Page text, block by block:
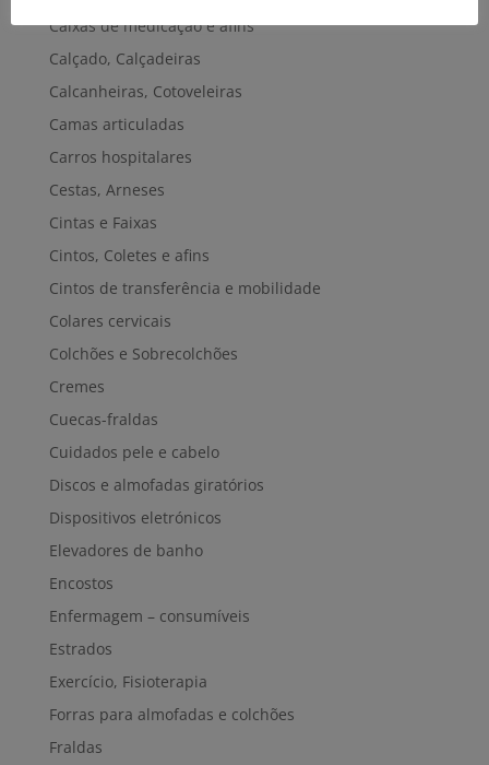
Caixas de medicação e afins
Calçado, Calçadeiras
Calcanheiras, Cotoveleiras
Camas articuladas
Carros hospitalares
Cestas, Arneses
Cintas e Faixas
Cintos, Coletes e afins
Cintos de transferência e mobilidade
Colares cervicais
Colchões e Sobrecolchões
Cremes
Cuecas-fraldas
Cuidados pele e cabelo
Discos e almofadas giratórios
Dispositivos eletrónicos
Elevadores de banho
Encostos
Enfermagem – consumíveis
Estrados
Exercício, Fisioterapia
Forras para almofadas e colchões
Fraldas